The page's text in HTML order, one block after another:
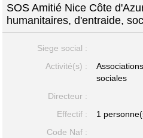
SOS Amitié Nice Côte
humanitaires, d'entraide,
Siege social :
Activité(s) :
sociales
Directeur :
Effectif :
1
Code Naf :